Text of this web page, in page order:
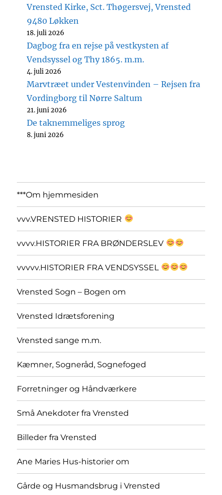
Vrensted Kirke, Sct. Thøgersvej, Vrensted
9480 Løkken
18. juli 2026
Dagbog fra en rejse på vestkysten af
Vendsyssel og Thy 1865. m.m.
4. juli 2026
Marvtræet under Vestenvinden – Rejsen fra
Vordingborg til Nørre Saltum
21. juni 2026
De taknemmeliges sprog
8. juni 2026
***Om hjemmesiden
vvv.VRENSTED HISTORIER
vvvv.HISTORIER FRA BRØNDERSLEV
vvvvv.HISTORIER FRA VENDSYSSEL
Vrensted Sogn – Bogen om
Vrensted Idrætsforening
Vrensted sange m.m.
Kæmner, Sogneråd, Sognefoged
Forretninger og Håndværkere
Små Anekdoter fra Vrensted
Billeder fra Vrensted
Ane Maries Hus-historier om
Gårde og Husmandsbrug i Vrensted